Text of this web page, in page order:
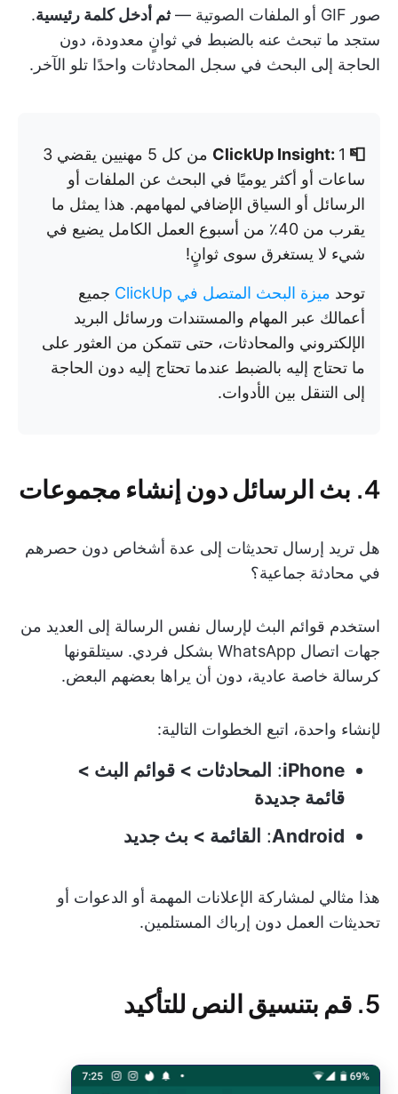
صور GIF أو الملفات الصوتية —
ثم أدخل كلمة رئيسية.
ستجد ما تبحث عنه بالضبط في ثوانٍ معدودة، دون
الحاجة إلى البحث في سجل المحادثات واحدًا تلو الآخر.
📮 ClickUp Insight:
1 من كل 5 مهنيين يقضي 3
ساعات أو أكثر يوميًا في البحث عن الملفات أو
الرسائل أو السياق الإضافي لمهامهم. هذا يمثل ما
يقرب من 40٪ من أسبوع العمل الكامل يضيع في
شيء لا يستغرق سوى ثوانٍ!
توحد ميزة البحث المتصل في ClickUp
جميع
أعمالك عبر المهام والمستندات ورسائل البريد
الإلكتروني والمحادثات، حتى تتمكن من العثور على
ما تحتاج إليه بالضبط عندما تحتاج إليه دون الحاجة
إلى التنقل بين الأدوات.
4. بث الرسائل دون إنشاء مجموعات
هل تريد إرسال تحديثات إلى عدة أشخاص دون حصرهم
في محادثة جماعية؟
استخدم قوائم البث لإرسال نفس الرسالة إلى العديد من
جهات اتصال WhatsApp بشكل فردي. سيتلقونها
كرسالة خاصة عادية، دون أن يراها بعضهم البعض.
لإنشاء واحدة، اتبع الخطوات التالية:
iPhone
: المحادثات > قوائم البث >
قائمة جديدة
Android
: القائمة > بث جديد
هذا مثالي لمشاركة الإعلانات المهمة أو الدعوات أو
تحديثات العمل دون إرباك المستلمين.
5. قم بتنسيق النص للتأكيد